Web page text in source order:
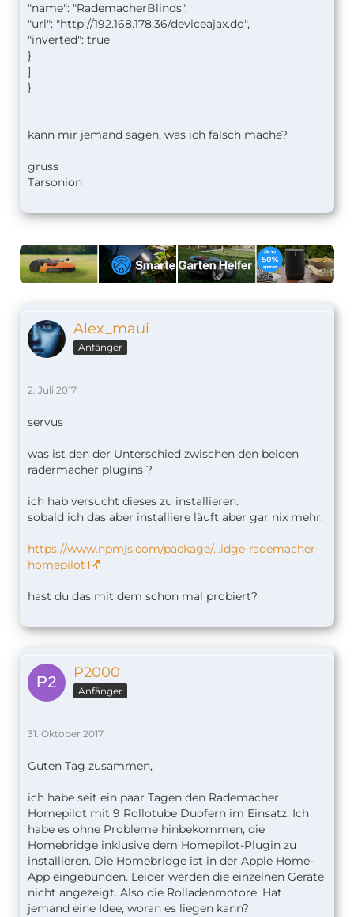
"name": "RademacherBlinds",
"url": "http://192.168.178.36/deviceajax.do",
"inverted": true
}
]
}
kann mir jemand sagen, was ich falsch mache?
gruss
Tarsonion
Alex_maui
Anfänger
2. Juli 2017
servus
was ist den der Unterschied zwischen den beiden
radermacher plugins ?
ich hab versucht dieses zu installieren.
sobald ich das aber installiere läuft aber gar nix mehr.
https://www.npmjs.com/package/…idge-rademacher-
homepilot
hast du das mit dem schon mal probiert?
P2000
Anfänger
31. Oktober 2017
Guten Tag zusammen,
ich habe seit ein paar Tagen den Rademacher
Homepilot mit 9 Rollotube Duofern im Einsatz. Ich
habe es ohne Probleme hinbekommen, die
Homebridge inklusive dem Homepilot-Plugin zu
installieren. Die Homebridge ist in der Apple Home-
App eingebunden. Leider werden die einzelnen Geräte
nicht angezeigt. Also die Rolladenmotore. Hat
jemand eine Idee, woran es liegen kann?